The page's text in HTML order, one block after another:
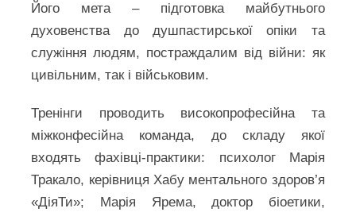
Його мета – підготовка майбутнього
духовенства до душпастирської опіки та
служіння людям, постраждалим від війни: як
цивільним, так і військовим.
Тренінги проводить високопрофесійна та
міжконфесійна команда, до складу якої
входять фахівці-практики: психолог Марія
Тракало, керівниця Хабу ментального здоров’я
«ДіяТи»; Марія Ярема, доктор біоетики,